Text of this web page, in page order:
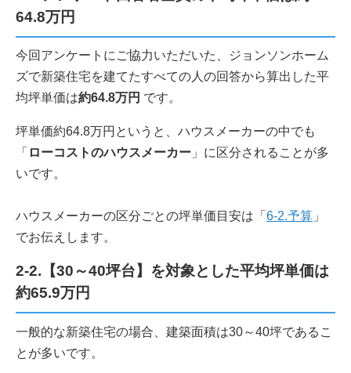
64.8万円
今回アンケートにご協力いただいた、ジョンソンホーム
ズで新築住宅を建てたすべての人の回答から算出した平
均坪単価は約64.8万円 です。
坪単価約64.8万円というと、ハウスメーカーの中でも
「 ローコストのハウスメーカー 」に区分されることが多
いです。
ハウスメーカーの区分ごとの坪単価目安は「 6-2.予算 」
でお伝えします。
2-2.【30～40坪台】を対象とした平均坪単価は
約65.9万円
一般的な新築住宅の場合、建築面積は30～40坪であるこ
とが多いです。